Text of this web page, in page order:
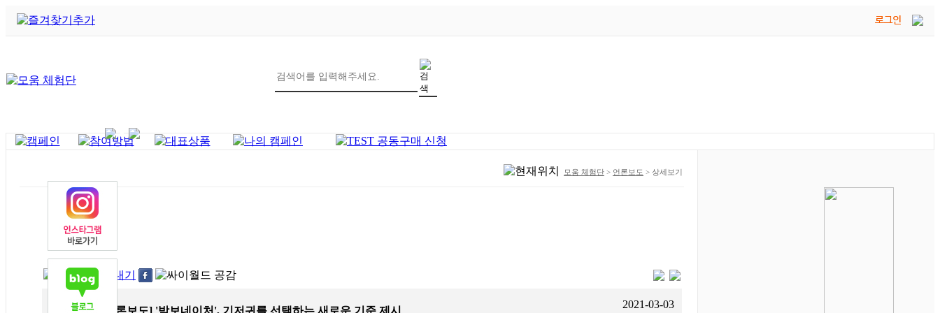
6
모움 체험단 > 언론보도 > 상세보기
제목 [언론보도] '밤보네이처', 기저귀를 선택하는 새로운 기준 제시
2021-03-03